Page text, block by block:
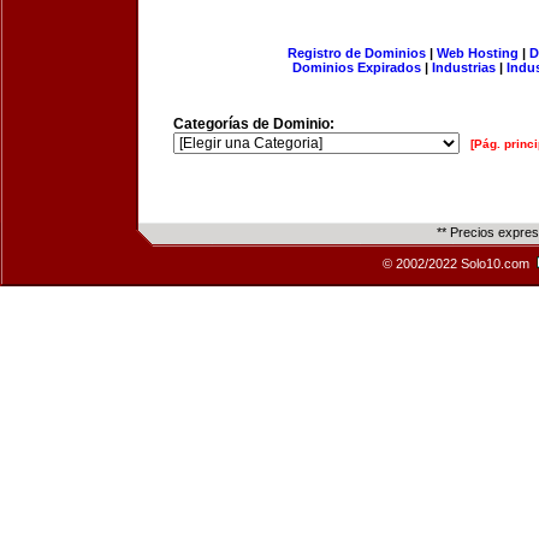
Registro de Dominios| Web Hosting |
Dominios Expirados | Industrias |
Categorías de Dominio:
[Pág.
** Precios
© 2002/2022 Solo10.com